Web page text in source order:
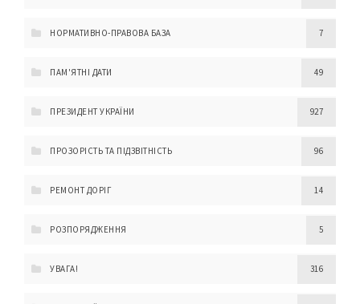
НОРМАТИВНО-ПРАВОВА БАЗА 7
ПАМ'ЯТНІ ДАТИ 49
ПРЕЗИДЕНТ УКРАЇНИ 927
ПРОЗОРІСТЬ ТА ПІДЗВІТНІСТЬ 96
РЕМОНТ ДОРІГ 14
РОЗПОРЯДЖЕННЯ 5
УВАГА! 316